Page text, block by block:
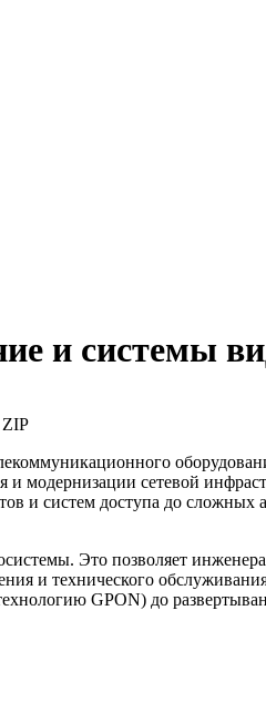
и системы
модернизации сетевой
и систем доступа до
Это позволяет
и технического
GPON) до